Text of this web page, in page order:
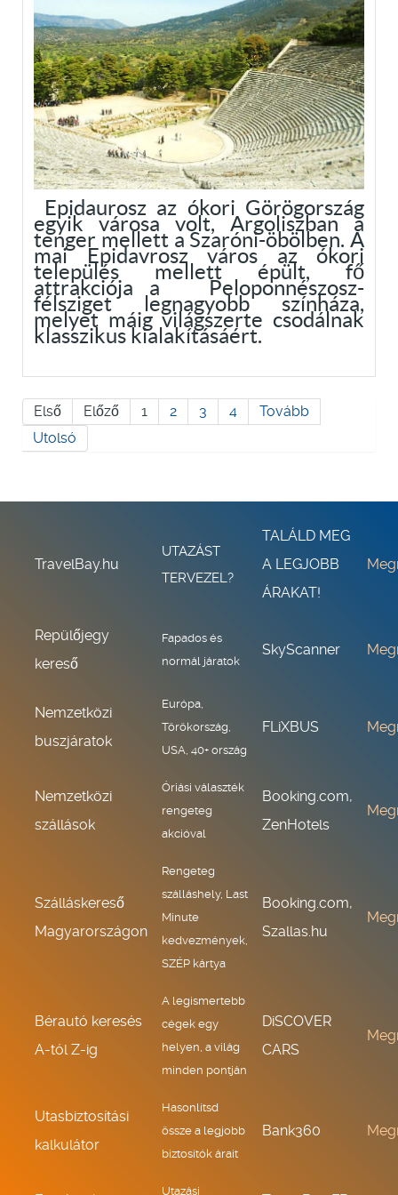
Epidaurosz az ókori Görögország
egyik városa volt, Argoliszban a
tenger mellett a Szaróni-öbölben. A
mai Epidavrosz város az ókori
település mellett épült, fő
attrakciója a Peloponnészosz-
félsziget legnagyobb színháza,
melyet máig világszerte csodálnak
klasszikus kialakításáért.
Első Előző 1 2 3 4
Tovább
Utolsó
TravelBay.hu
UTAZÁST
TERVEZEL?
TALÁLD MEG
A LEGJOBB
ÁRAKAT!
Repülőjegy
kereső
Fapados és
normál járatok
SkyScanner
Nemzetközi
buszjáratok
Európa,
Törökország,
USA, 40+ ország
FLiXBUS
Nemzetközi
szállások
Óriási választék
rengeteg
akcióval
Booking.com,
ZenHotels
Szálláskereső
Magyarországon
Rengeteg
szálláshely, Last
Minute
kedvezmények,
SZÉP kártya
Booking.com,
Szallas.hu
Bérautó keresés
A-tól Z-ig
A legismertebb
cégek egy
helyen, a világ
minden pontján
DiSCOVER
CARS
Utasbiztosítási
kalkulátor
Hasonlítsd
össze a legjobb
biztosítók árait
Bank360
Utazási